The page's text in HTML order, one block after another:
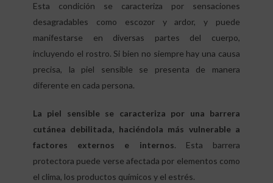
Esta condición se caracteriza por sensaciones
desagradables como escozor y ardor, y puede
manifestarse en diversas partes del cuerpo,
incluyendo el rostro. Si bien no siempre hay una causa
precisa, la piel sensible se presenta de manera
diferente en cada persona.
La piel sensible se caracteriza por una barrera
cutánea debilitada, haciéndola más vulnerable a
factores externos e internos. Esta barrera
protectora puede verse afectada por elementos como
el clima, los productos químicos y el estrés.